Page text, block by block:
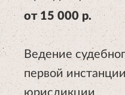
от 15 000 р.
Ведение
первой
юрисдикции